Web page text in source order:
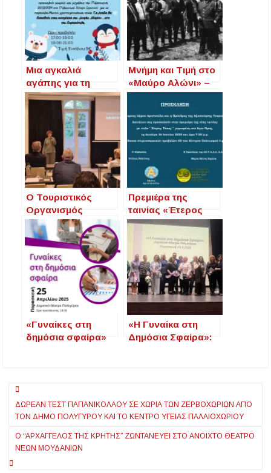
Μια αγκαλιά
αγάπης για τη
Μαρία:
Χριστουγεννιάτικη
προβολή ταινίας
Μνήμη και Τιμή στο
«Μαύρο Αλώνι» –
Εορτασμός της
Ιστορικής Επετείου
στην Ιερισσό
Ο Τουριστικός
Οργανισμός
Χαλκιδικής
επιχειρεί ξανά
άνοιγμα στην
Ισπανική αγορά για
την προβολή της
Χαλκιδικής.
Πρεμιέρα της
ταινίας «Έτερος
Τόπος» στην
αίθουσα 3D του
Κέντρου
Πολιτισμού
Ιερισσού
«Γυναίκες στη
δημόσια σφαίρα»
«Η Γυναίκα στη
Δημόσια Σφαίρα»:
Πολύγυρο
Πλοήγηση
άρθρων
ΔΩΡΕΆΝ ΤΕΣΤ ΠΑΠΑΝΙΚΟΛΆΟΥ ΣΕ ΧΩΡΙΆ ΤΩΝ ΖΕΡΒΟΧΩΡΊΩΝ ΑΠΌ
ΤΟΝ ΔΉΜΟ ΠΟΛΥΓΎΡΟΥ ΚΑΙ ΤΟ ΚΈΝΤΡΟ ΥΓΕΊΑΣ ΠΑΛΑΙΟΧΩΡΊΟΥ
Ο “ΑΡΧΆΓΓΕΛΟΣ ΤΗΣ ΚΡΉΤΗΣ” ΖΩΝΤΑΝΕΎΕΙ ΣΤΟ ΑΝΟΙΧΤΌ ΘΈΑΤΡΟ
ΝΈΩΝ ΜΟΥΔΑΝΙΏΝ